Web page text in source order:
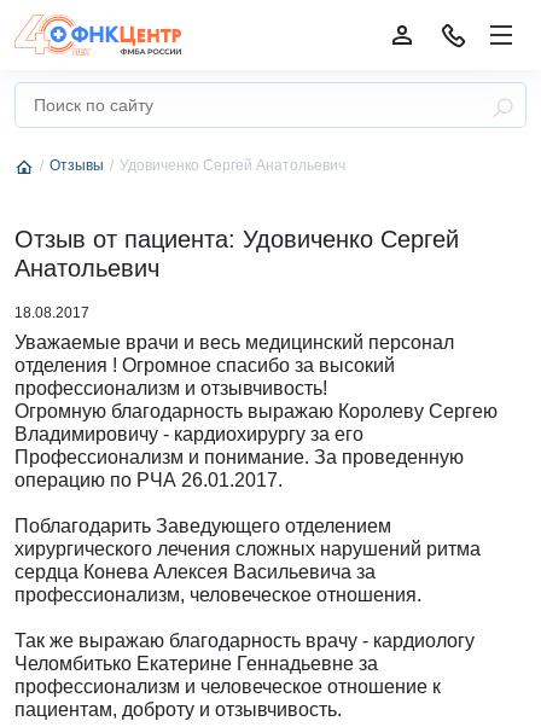
Отзывы Удовиченко Сергей Анатольевич
Отзыв от пациента: Удовиченко Сергей
Анатольевич
18.08.2017
Уважаемые врачи и весь медицинский персонал
отделения ! Огромное спасибо за высокий
профессионализм и отзывчивость!
Огромную благодарность выражаю Королеву Сергею
Владимировичу - кардиохирургу за его
Профессионализм и понимание. За проведенную
операцию по РЧА 26.01.2017.
Поблагодарить Заведующего отделением
хирургического лечения сложных нарушений ритма
сердца Конева Алексея Васильевича за
профессионализм, человеческое отношения.
Так же выражаю благодарность врачу - кардиологу
Челомбитько Екатерине Геннадьевне за
профессионализм и человеческое отношение к
пациентам, доброту и отзывчивость.